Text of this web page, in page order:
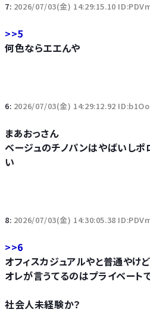
7: 2026/07/03(金) 14:29:15.10
>>5
何色ならエエんや
6: 2026/07/03(金) 14:29:12.92
まあおっさん
ベージュのチノパンはやばいしポ
い
8: 2026/07/03(金) 14:30:05.38
>>6
オフィスカジュアルやと普通やけど
オレが言うてるのはプライベート
社会人未経験か？